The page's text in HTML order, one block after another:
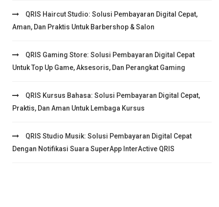
QRIS Haircut Studio: Solusi Pembayaran Digital Cepat,
Aman, Dan Praktis Untuk Barbershop & Salon
QRIS Gaming Store: Solusi Pembayaran Digital Cepat
Untuk Top Up Game, Aksesoris, Dan Perangkat Gaming
QRIS Kursus Bahasa: Solusi Pembayaran Digital Cepat,
Praktis, Dan Aman Untuk Lembaga Kursus
QRIS Studio Musik: Solusi Pembayaran Digital Cepat
Dengan Notifikasi Suara SuperApp InterActive QRIS